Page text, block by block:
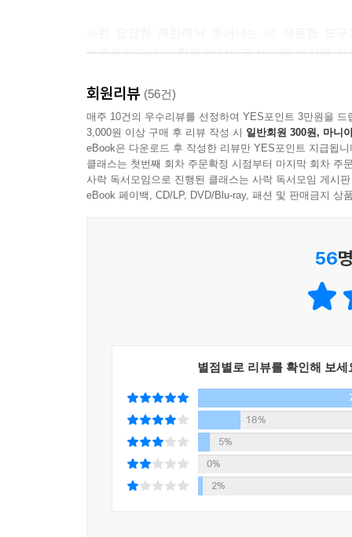
이용하라고. 심리학을 바탕으로 생각을 바꾸면
하버드대 심리학 박사가 권하는 매일 3분 습관
성숙한 어른이 갖춰야 할 33가지 심리 습관
이 책은 베스트셀러 『심리학이 이렇게 쓸모 있
출발한다. 물론 이러한 믿음은 ‘일상 속의 작은
STEP 1 행동에 숨겨진 심리적 동기 이해하기
이 책은 아침 시간이나 출퇴근 시간 혹은 취침
구성했으므로, 자투리 시간을 활용해 생활 속
적용해보자.
회원리뷰 (56건)
매주 10건의 우수리뷰를 선정하여 YES포인트 3만원을 드
3,000원 이상 구매 후 리뷰 작성 시 일반회원 300원, 마니
eBook은 다운로드 후 작성한 리뷰만 YES포인트 지급됩니
클래스는 첫번째 회차 주문확정 시점부터 마지막 회차 주
사락 독서모임으로 진행된 클래스는 사락 독서모임 게시
eBook 페이백, CD/LP, DVD/Blu-ray, 패션 및 판매금지 상
56
별점별로 리뷰를 확인해 보세
18%
5%
0%
2%